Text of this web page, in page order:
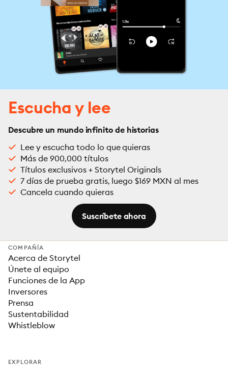
Escucha y lee
Descubre un mundo infinito de historias
Lee y escucha todo lo que quieras
Más de 900,000 títulos
Títulos exclusivos + Storytel Originals
7 días de prueba gratis, luego $169 MXN al mes
Cancela cuando quieras
Suscríbete ahora
COMPAÑÍA
Acerca de Storytel
Únete al equipo
Funciones de la App
Inversores
Prensa
Sustentabilidad
Whistleblow
EXPLORAR